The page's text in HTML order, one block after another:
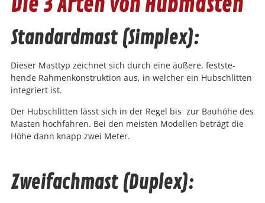
Standardmast (Simplex):
Dieser Mast­typ zeich­net sich durch eine äußere, fest­ste­
hende Rah­menkon­struk­tion aus, in welch­er ein Hub­schlit­ten
inte­gri­ert ist.
Der Hub­schlit­ten lässt sich in der Regel bis zur Bauhöhe des
Mas­ten hochfahren. Bei den meis­ten Mod­ellen beträgt die
Höhe dann knapp zwei Meter.
Zweifachmast (Duplex):